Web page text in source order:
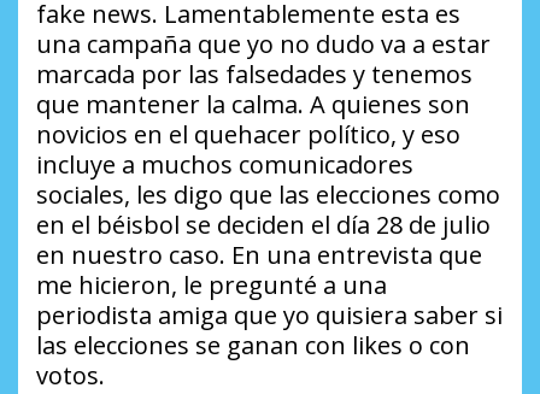
fake news. Lamentablemente esta es
una campaña que yo no dudo va a estar
marcada por las falsedades y tenemos
que mantener la calma. A quienes son
novicios en el quehacer político, y eso
incluye a muchos comunicadores
sociales, les digo que las elecciones como
en el béisbol se deciden el día 28 de julio
en nuestro caso. En una entrevista que
me hicieron, le pregunté a una
periodista amiga que yo quisiera saber si
las elecciones se ganan con likes o con
votos.